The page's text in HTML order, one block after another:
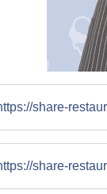
share-
share-